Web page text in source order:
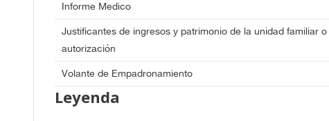
Informe Medico
Justificantes de ingresos y patrimonio de la unidad familiar o
autorización
Volante de Empadronamiento
Leyenda